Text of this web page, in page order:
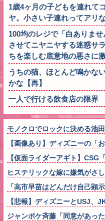
1歳4ヶ月の子どもを連れて
ヤ。小さい子連れってアリ
100均のレジで「白ありま
させてニヤニヤする迷惑サ
ちを楽しむ底意地の悪さに
うちの猫、ほとんど鳴かな
かな【再】
一人で行ける飲食店の限界
モノクロでロックに決める池
【画像あり】ディズニーの「
【仮面ライダーアギト】CSG
ヒステリックな嫁に嫌気が
「高市早苗はどんだけ自己
【悲報】ディズニーとUSJ、
ジャンポケ斉藤「同意があっ